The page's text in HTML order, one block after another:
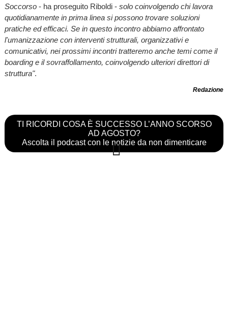
Soccorso- ha proseguito Riboldi - solo coinvolgendo chi lavora
quotidianamente in prima linea si possono trovare soluzioni
pratiche ed efficaci. Se in questo incontro abbiamo affrontato
l'umanizzazione con interventi strutturali, organizzativi e
comunicativi, nei prossimi incontri tratteremo anche temi come il
boarding e il sovraffollamento, coinvolgendo ulteriori direttori di
struttura".
Redazione
TI RICORDI COSA È SUCCESSO L’ANNO SCORSO
AD AGOSTO?
Ascolta il podcast con le notizie da non dimenticare